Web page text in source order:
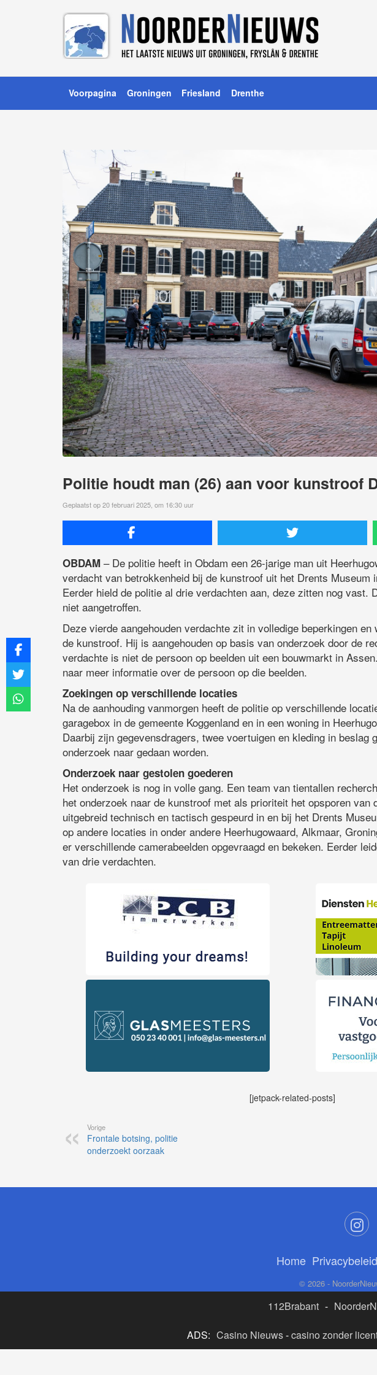
Voorpagina Groningen Friesland Drenthe
Politie houdt man (26) aan voor kunstroof
Geplaatst op 20 februari 2025, om 16:30 uur
OBDAM – De politie heeft in Obdam een 26-jarige man uit
verdacht van betrokkenheid bij de kunstroof uit het Drents Museum
Eerder hield de politie al drie verdachten aan, deze zitten nog vast.
niet aangetroffen.
Deze vierde aangehouden verdachte zit in volledige beperkingen
de kunstroof. Hij is aangehouden op basis van onderzoek door de
verdachte is niet de persoon op beelden uit een bouwmarkt in
naar meer informatie over de persoon op die beelden.
Zoekingen op verschillende locaties
Na de aanhouding vanmorgen heeft de politie op verschillende
garagebox in de gemeente Koggenland en in een woning in
Daarbij zijn gegevensdragers, twee voertuigen en kleding in beslag
onderzoek naar gedaan worden.
Onderzoek naar gestolen goederen
Het onderzoek is nog in volle gang. Een team van tientallen
het onderzoek naar de kunstroof met als prioriteit het opsporen van
uitgebreid technisch en tactisch gespeurd in en bij het Drents
op andere locaties in onder andere Heerhugowaard, Alkmaar,
er verschillende camerabeelden opgevraagd en bekeken. Eerder
van drie verdachten.
[jetpack-related-posts]
Vorige
Frontale botsing, politie
onderzoekt oorzaak
Home Privacybeleid
© 2026 -
112Brabant -
ADS: Casino Nieuws-casino zonder